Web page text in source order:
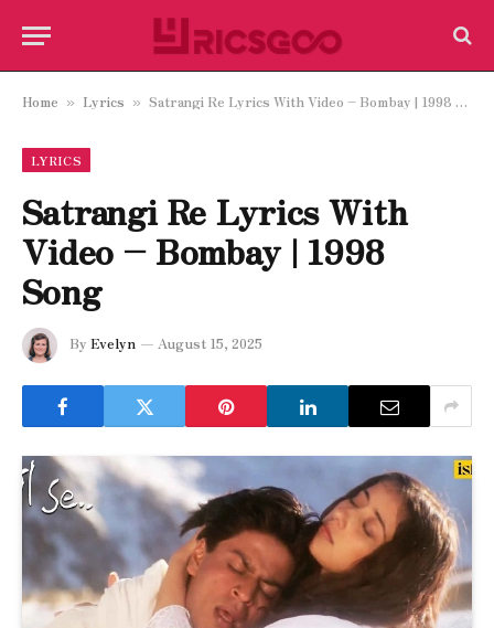
Home » Lyrics » Satrangi Re Lyrics With Video – Bombay | 1998 Song
LYRICS
Satrangi Re Lyrics With
Video – Bombay | 1998
Song
By Evelyn August 15, 2025